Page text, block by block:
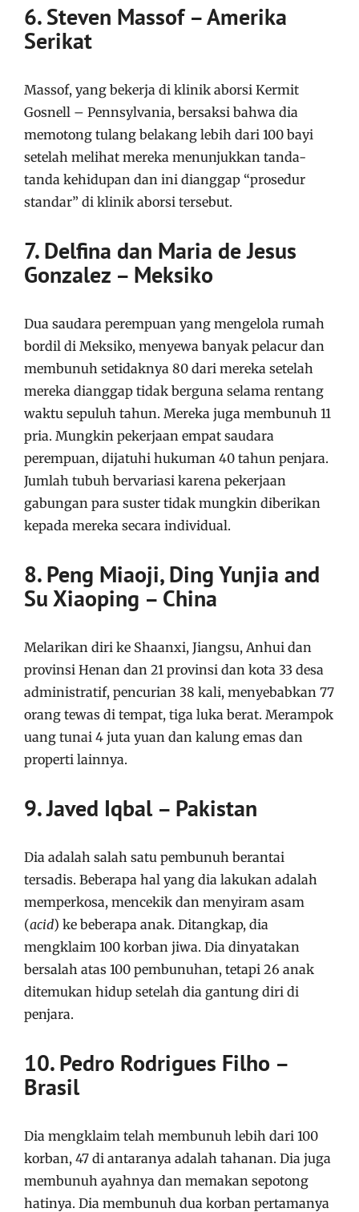
6. Steven Massof – Amerika
Serikat
Massof, yang bekerja di klinik aborsi Kermit
Gosnell – Pennsylvania, bersaksi bahwa dia
memotong tulang belakang lebih dari 100 bayi
setelah melihat mereka menunjukkan tanda-
tanda kehidupan dan ini dianggap “prosedur
standar” di klinik aborsi tersebut.
7. Delfina dan Maria de Jesus
Gonzalez – Meksiko
Dua saudara perempuan yang mengelola rumah
bordil di Meksiko, menyewa banyak pelacur dan
membunuh setidaknya 80 dari mereka setelah
mereka dianggap tidak berguna selama rentang
waktu sepuluh tahun. Mereka juga membunuh 11
pria. Mungkin pekerjaan empat saudara
perempuan, dijatuhi hukuman 40 tahun penjara.
Jumlah tubuh bervariasi karena pekerjaan
gabungan para suster tidak mungkin diberikan
kepada mereka secara individual.
8. Peng Miaoji, Ding Yunjia and
Su Xiaoping – China
Melarikan diri ke Shaanxi, Jiangsu, Anhui dan
provinsi Henan dan 21 provinsi dan kota 33 desa
administratif, pencurian 38 kali, menyebabkan 77
orang tewas di tempat, tiga luka berat. Merampok
uang tunai 4 juta yuan dan kalung emas dan
properti lainnya.
9. Javed Iqbal – Pakistan
Dia adalah salah satu pembunuh berantai
tersadis. Beberapa hal yang dia lakukan adalah
memperkosa, mencekik dan menyiram asam
(acid) ke beberapa anak. Ditangkap, dia
mengklaim 100 korban jiwa. Dia dinyatakan
bersalah atas 100 pembunuhan, tetapi 26 anak
ditemukan hidup setelah dia gantung diri di
penjara.
10. Pedro Rodrigues Filho –
Brasil
Dia mengklaim telah membunuh lebih dari 100
korban, 47 di antaranya adalah tahanan. Dia juga
membunuh ayahnya dan memakan sepotong
hatinya. Dia membunuh dua korban pertamanya